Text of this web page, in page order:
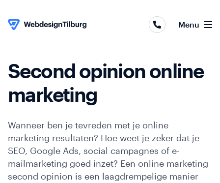
Skip to content
Menu
Websites
Online
marketing
Portfolio
Over
ons
Second opinion online
marketing
Wanneer ben je tevreden met je online
marketing resultaten? Hoe weet je zeker dat je
SEO, Google Ads, social campagnes of e-
mailmarketing goed inzet? Een online marketing
second opinion is een laagdrempelige manier